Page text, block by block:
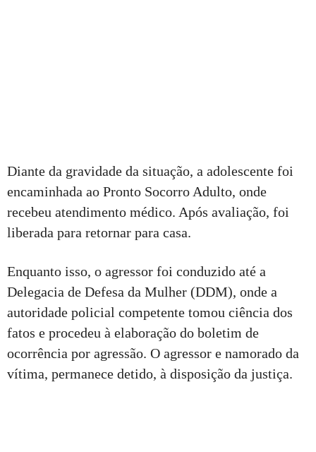
Diante da gravidade da situação, a adolescente foi
encaminhada ao Pronto Socorro Adulto, onde
recebeu atendimento médico. Após avaliação, foi
liberada para retornar para casa.
Enquanto isso, o agressor foi conduzido até a
Delegacia de Defesa da Mulher (DDM), onde a
autoridade policial competente tomou ciência dos
fatos e procedeu à elaboração do boletim de
ocorrência por agressão. O agressor e namorado da
vítima, permanece detido, à disposição da justiça.